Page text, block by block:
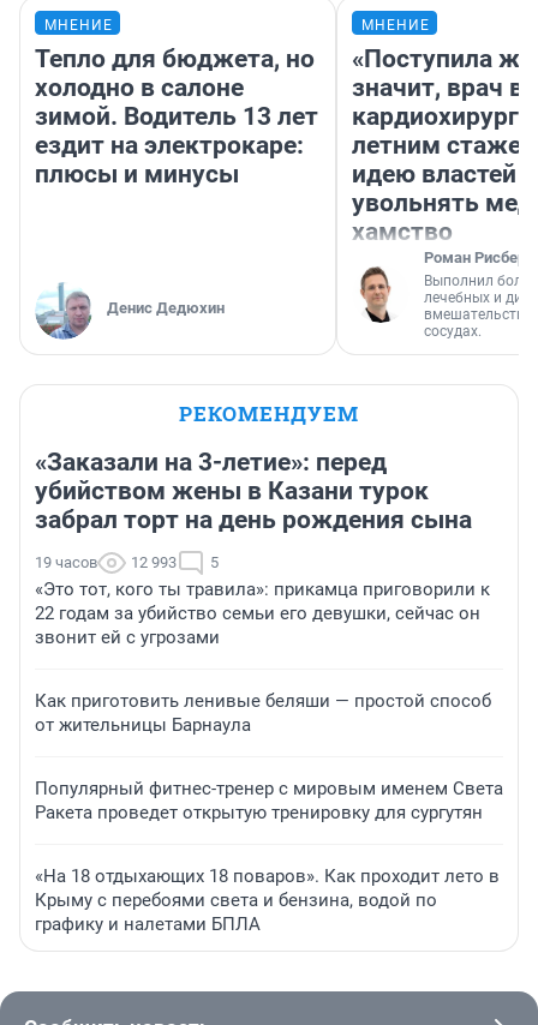
МНЕНИЕ
Тепло для бюджета, но
холодно в салоне
зимой. Водитель 13 лет
ездит на электрокаре:
плюсы и минусы
Денис Дедюхин
МНЕНИЕ
«Поступила
значит, врач
кардиохирург
летним
идею властей
увольнять
хамство
Роман Рисберг
Выполнил
лечебных и
вмешательств
сосудах.
РЕКОМЕНДУЕМ
«Заказали на 3-летие»: перед
убийством жены в Казани турок
забрал торт на день рождения сына
19 часов 12 993 5
«Это тот, кого ты травила»: прикамца приговорили к
22 годам за убийство семьи его девушки, сейчас он
звонит ей с угрозами
Как приготовить ленивые беляши — простой способ
от жительницы Барнаула
Популярный фитнес-тренер с мировым именем Света
Ракета проведет открытую тренировку для сургутян
«На 18 отдыхающих 18 поваров». Как проходит лето в
Крыму с перебоями света и бензина, водой по
графику и налетами БПЛА